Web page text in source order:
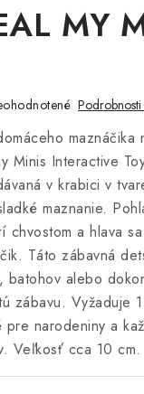
MY
maznáčika
Minis Interactive
v krabici v
maznanie.
chvostom a hlava
Táto zábavná
batohov alebo
zábavu. Vyžaduje
pre narodeniny a
Veľkosť cca 10 cm.